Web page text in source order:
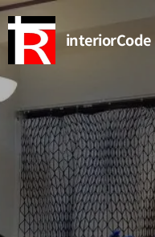
interiorCode